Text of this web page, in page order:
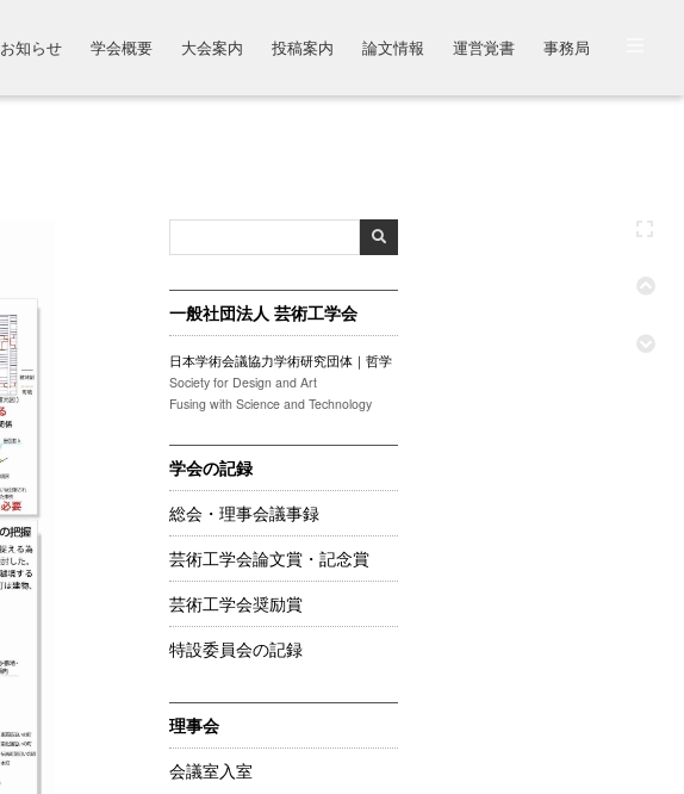
お知らせ 学会概要 大会案内 投稿案内 論文情報 運営覚書 事務局
一般社団法人 芸術工学会
日本学術会議協力学術研究団体｜哲学
Society for Design and Art
Fusing with Science and Technology
学会の記録
総会・理事会議事録
芸術工学会論文賞・記念賞
芸術工学会奨励賞
特設委員会の記録
理事会
会議室入室